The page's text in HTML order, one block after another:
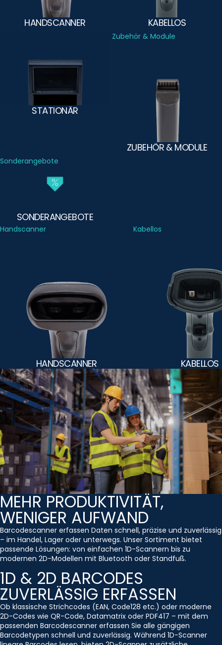
HANDSCANNER KABELLOS
STATIONÄR
Zubehör & Module
ZUBEHÖR & MODULE
Sonderangebote
SONDERANGEBOTE
Handscanner
HANDSCANNER
Kabellos
KABELLOS
MEHR PRODUKTIVITÄT,
WENIGER AUFWAND
Barcodescanner erfassen Daten schnell, präzise und zuverlässig
– im Handel, Lager oder unterwegs. Unser Sortiment bietet
passende Lösungen: von einfachen 1D-Scannern bis zu
modernen 2D-Modellen mit Bluetooth oder Standfuß.
1D & 2D BARCODES
ZUVERLÄSSIG ERFASSEN
Ob klassische Strichcodes (EAN, Code128 etc.) oder moderne
2D-Codes wie QR-Code, Datamatrix oder PDF417 – mit dem
passenden Barcodescanner erfassen Sie alle gängigen
Barcodetypen schnell und zuverlässig. Während 1D-Scanner